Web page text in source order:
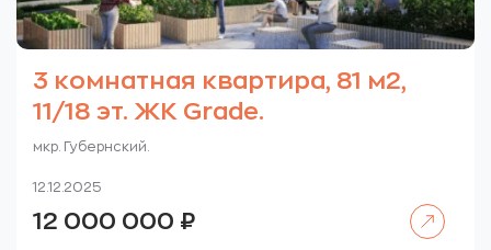
3 комнатная квартира, 81 м2,
11/18 эт. ЖК Grade.
мкр. Губернский.
12.12.2025
12 000 000 ₽